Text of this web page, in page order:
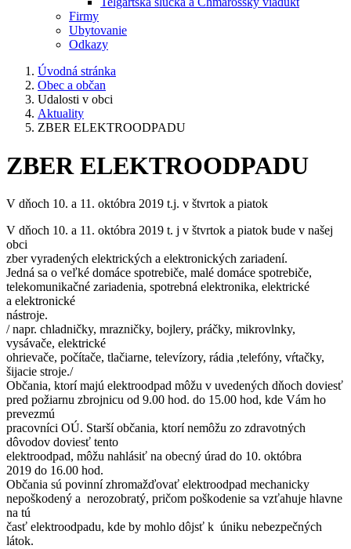
Firmy
Ubytovanie
Odkazy
Úvodná stránka
Obec a občan
Udalosti v obci
Aktuality
ZBER ELEKTROODPADU
ZBER ELEKTROODPADU
V dňoch 10. a 11. októbra 2019 t.j. v štvrtok a piatok
V dňoch 10. a 11. októbra 2019 t. j v štvrtok a piatok bude v našej
obci
zber vyradených elektrických a elektronických zariadení.
Jedná sa o veľké domáce spotrebiče, malé domáce spotrebiče,
telekomunikačné zariadenia, spotrebná elektronika, elektrické
a elektronické
nástroje.
/ napr. chladničky, mrazničky, bojlery, práčky, mikrovlnky,
vysávače, elektrické
ohrievače, počítače, tlačiarne, televízory, rádia ,telefóny, vŕtačky,
šijacie stroje./
Občania, ktorí majú elektroodpad môžu v uvedených dňoch doviesť
pred požiarnu zbrojnicu od 9.00 hod. do 15.00 hod, kde Vám ho
prevezmú
pracovníci OÚ. Starší občania, ktorí nemôžu zo zdravotných
dôvodov doviesť tento
elektroodpad, môžu nahlásiť na obecný úrad do 10. októbra
2019 do 16.00 hod.
Občania sú povinní zhromažďovať elektroodpad mechanicky
nepoškodený a nerozobratý, pričom poškodenie sa vzťahuje hlavne
na tú
časť elektroodpadu, kde by mohlo dôjsť k úniku nebezpečných
látok.